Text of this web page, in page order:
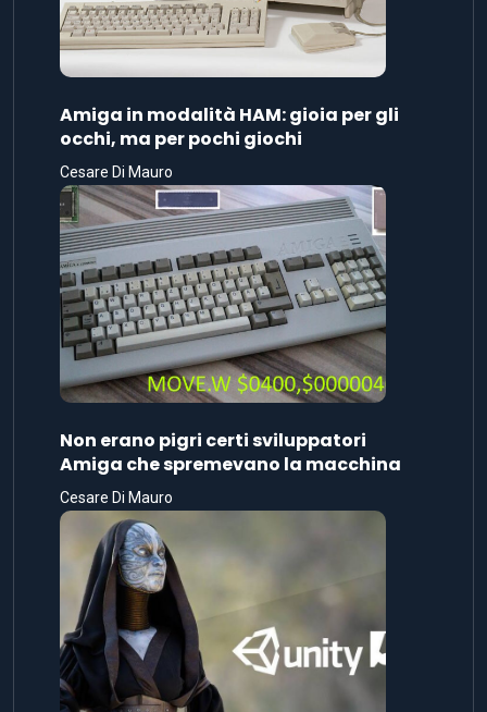
Amiga in modalità HAM: gioia per gli
occhi, ma per pochi giochi
Cesare Di Mauro
Non erano pigri certi sviluppatori
Amiga che spremevano la macchina
Cesare Di Mauro